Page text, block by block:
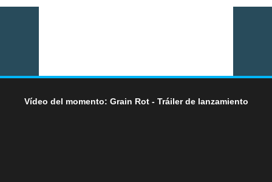
Vídeo del momento: Grain Rot - Tráiler de lanzamiento